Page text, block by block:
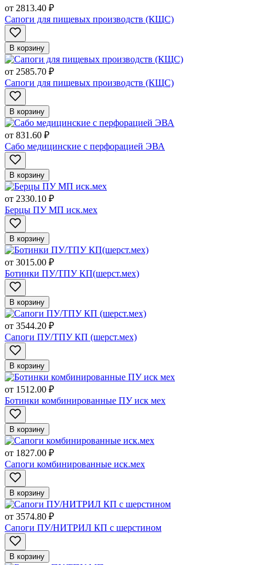
от 2813.40 ₽
Сапоги для пищевых производств (КЩС)
В корзину
от 2585.70 ₽
Сапоги для пищевых производств (КЩС)
В корзину
от 831.60 ₽
Сабо медицинские с перфорацией ЭВА
В корзину
от 2330.10 ₽
Берцы ПУ МП иск.мех
В корзину
от 3015.00 ₽
Ботинки ПУ/ТПУ КП(шерст.мех)
В корзину
от 3544.20 ₽
Сапоги ПУ/ТПУ КП (шерст.мех)
В корзину
от 1512.00 ₽
Ботинки комбинированные ПУ иск мех
В корзину
от 1827.00 ₽
Сапоги комбинированные иск.мех
В корзину
от 3574.80 ₽
Сапоги ПУ/НИТРИЛ КП с шерстином
В корзину